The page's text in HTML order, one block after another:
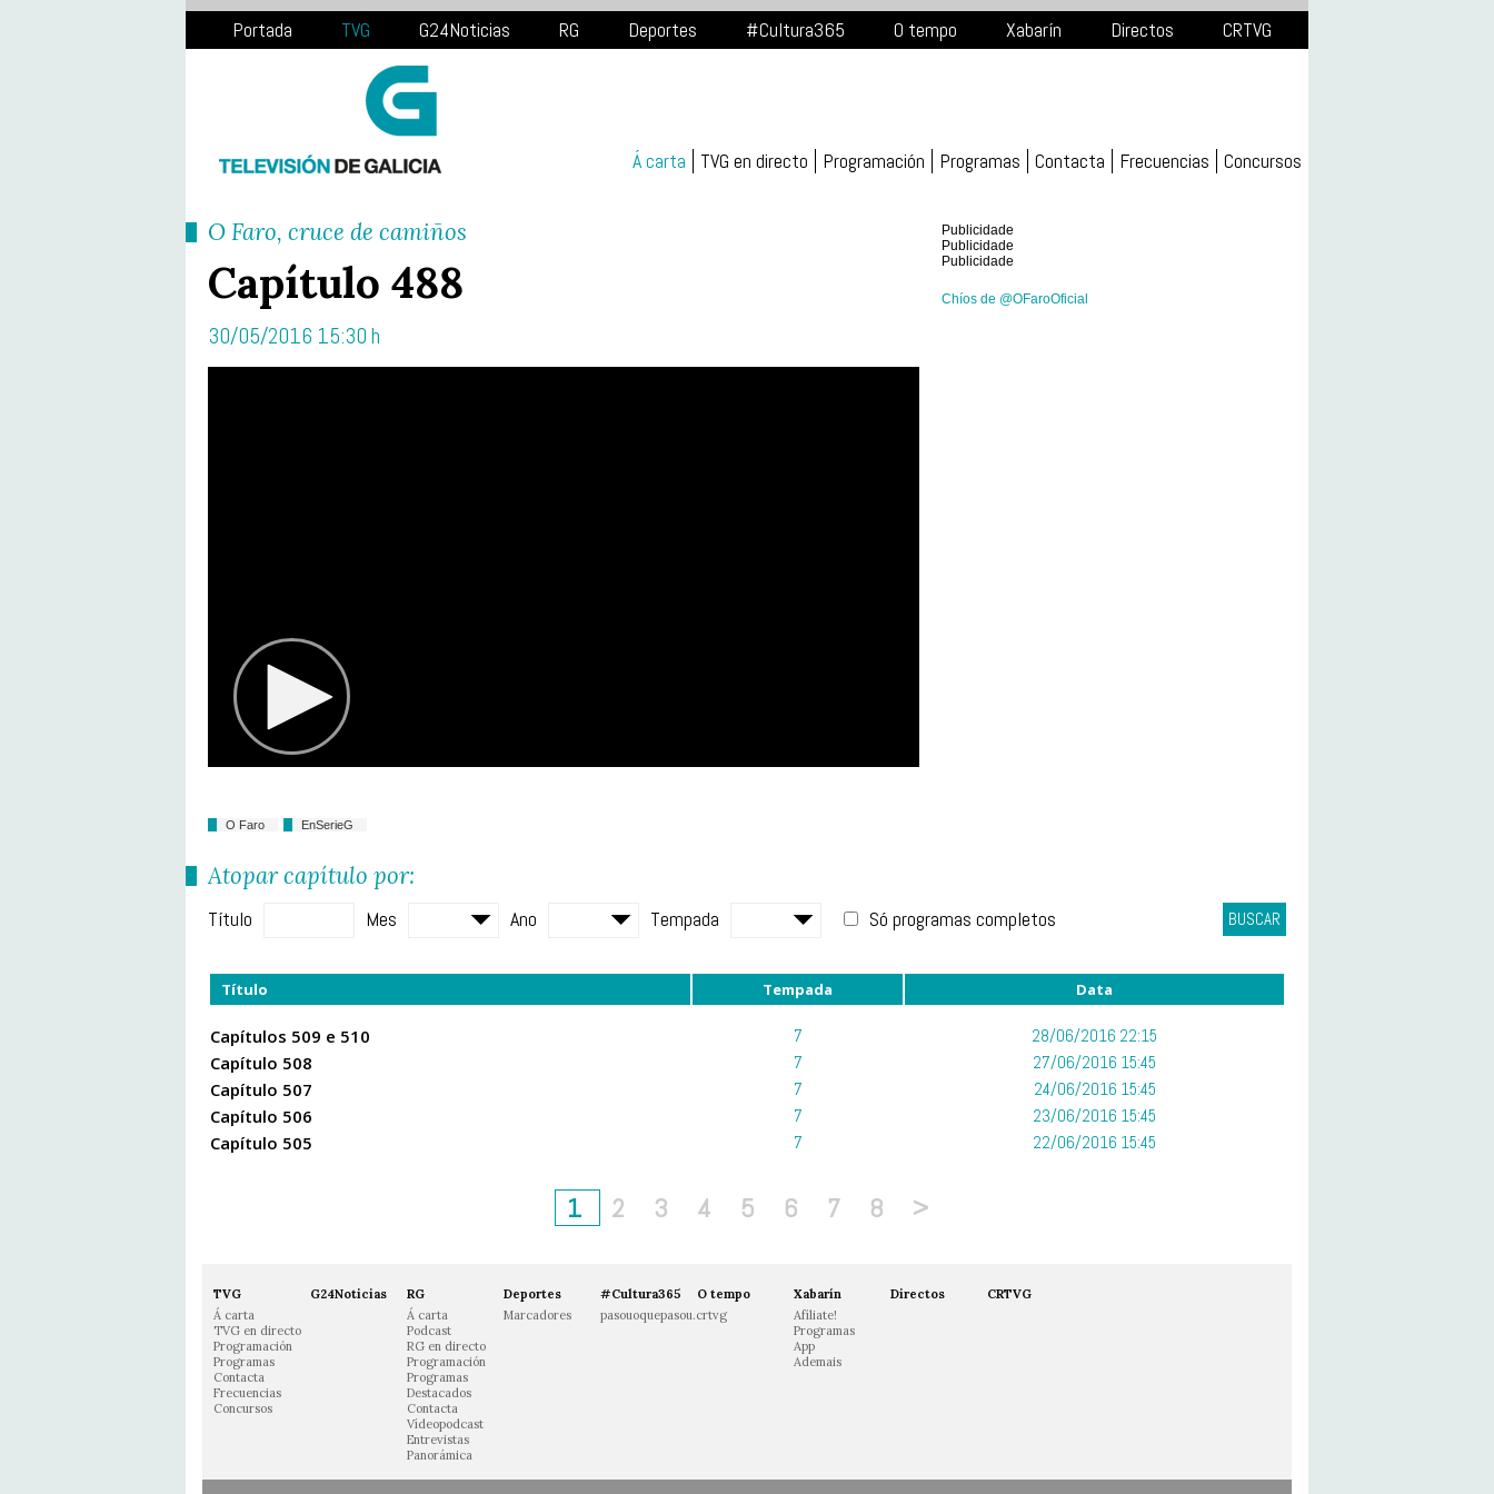
Portada TVG G24Noticias RG Deportes #Cultura365 O tempo Xabarín Directos CRTVG
Á carta TVG en directo Programación Programas Contacta Frecuencias Concursos
O Faro, cruce de camiños
Capítulo 488
30/05/2016 15:30 h
O Faro EnSerieG
Publicidade
Publicidade
Publicidade
Chíos de @OFaroOficial
Atopar capítulo por:
Título Mes Ano Tempada Só programas completos BUSCAR
Título Tempada Data
Capítulos 509 e 510 7 28/06/2016 22:15
Capítulo 508 7 27/06/2016 15:45
Capítulo 507 7 24/06/2016 15:45
Capítulo 506 7 23/06/2016 15:45
Capítulo 505 7 22/06/2016 15:45
1 2 3 4 5 6 7 8 >
TVG
Á carta
TVG en directo
Programación
Programas
Contacta
Frecuencias
Concursos
G24Noticias
RG
Á carta
Podcast
RG en directo
Programación
Programas
Destacados
Contacta
Vídeopodcast
Entrevistas
Panorámica
Deportes
Marcadores
#Cultura365
pasouoquepasou.crtvg
O tempo
Xabarín
Afíliate!
Programas
App
Ademais
Directos CRTVG